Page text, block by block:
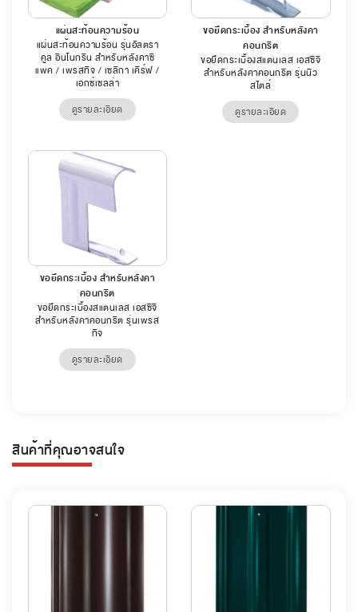
แผ่นสะท้อนความร้อน
แผ่นสะท้อนความร้อน รุ่นอัลตรา
คูล อินโนกรีน สำหรับหลังคาซี
แพค / เพรสทีจ / เซลิกา เคิร์ฟ /
เอกซ์เซลล่า
ดูรายละเอียด
ขอยึดกระเบื้อง สำหรับหลังคา
คอนกรีต
ขอยึดกระเบื้องสแตนเลส เอสซีจี
สำหรับหลังคาคอนกรีต รุ่นนิว
สไตล์
ดูรายละเอียด
ขอยึดกระเบื้อง สำหรับหลังคา
คอนกรีต
ขอยึดกระเบื้องสแตนเลส เอสซีจี
สำหรับหลังคาคอนกรีต รุ่นเพรส
ทีจ
ดูรายละเอียด
สินค้าที่คุณอาจสนใจ